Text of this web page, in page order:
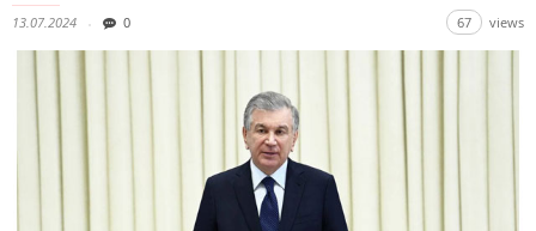
13.07.2024 0 67 views